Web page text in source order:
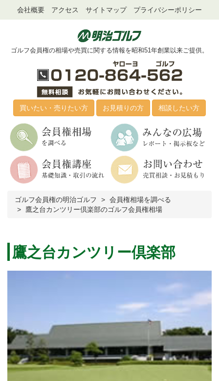
会社概要 アクセス サイトマップ プライバシーポリシー
ゴルフ会員権の相場や売買に関する情報を昭和51年創業以来ご提供。
買いたい・売りたい方 お見積りの方 相談したい方
ゴルフ会員権の明治ゴルフ
会員権相場を調べる
鷹之台カンツリー倶楽部のゴルフ会員権相場
鷹之台カンツリー倶楽部